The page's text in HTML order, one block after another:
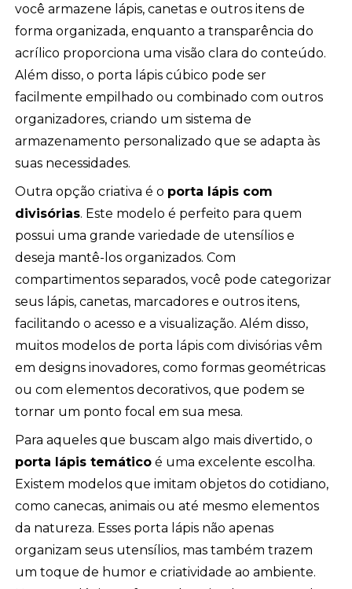
você armazene lápis, canetas e outros itens de
forma organizada, enquanto a transparência do
acrílico proporciona uma visão clara do conteúdo.
Além disso, o porta lápis cúbico pode ser
facilmente empilhado ou combinado com outros
organizadores, criando um sistema de
armazenamento personalizado que se adapta às
suas necessidades.
Outra opção criativa é o porta lápis com
divisórias. Este modelo é perfeito para quem
possui uma grande variedade de utensílios e
deseja mantê-los organizados. Com
compartimentos separados, você pode categorizar
seus lápis, canetas, marcadores e outros itens,
facilitando o acesso e a visualização. Além disso,
muitos modelos de porta lápis com divisórias vêm
em designs inovadores, como formas geométricas
ou com elementos decorativos, que podem se
tornar um ponto focal em sua mesa.
Para aqueles que buscam algo mais divertido, o
porta lápis temático é uma excelente escolha.
Existem modelos que imitam objetos do cotidiano,
como canecas, animais ou até mesmo elementos
da natureza. Esses porta lápis não apenas
organizam seus utensílios, mas também trazem
um toque de humor e criatividade ao ambiente.